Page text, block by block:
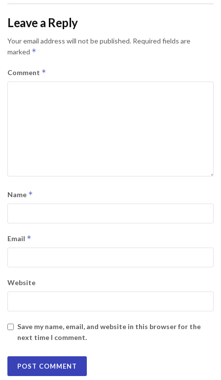
Leave a Reply
Your email address will not be published. Required fields are
marked *
Comment *
Name *
Email *
Website
Save my name, email, and website in this browser for the
next time I comment.